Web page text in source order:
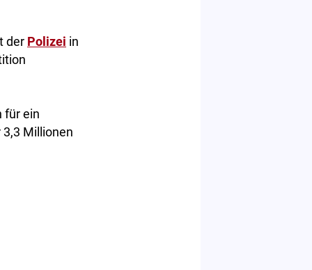
der Polizei in
für ein
Millionen